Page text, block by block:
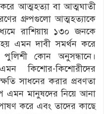
আত্মহত্যা বা আত্মঘাতী
গ্রুপগুলো আত্মহত্যাকে
রাশিয়ায় ১৩০ জনকে
এমন দাবী সমর্থন করে
কোন অনুসন্ধানে।
কিশোর-কিশোরীদের
সাধনের করার প্রবণতা
এমন মানুষদের নিয়ে আনা
করে এবং তাদের কাছে